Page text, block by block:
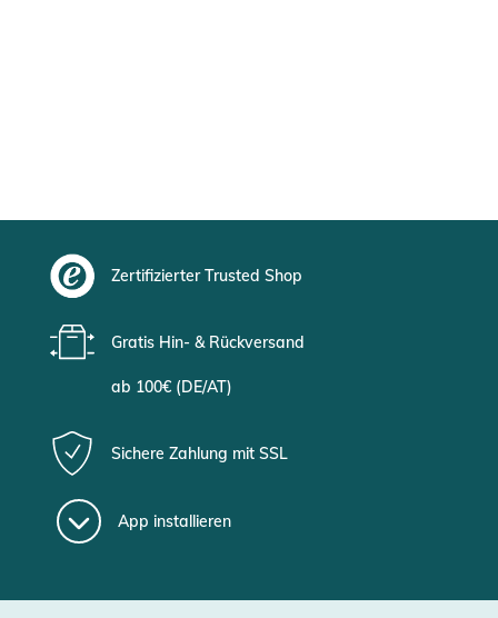
Zertifizierter Trusted Shop
Gratis Hin- & Rückversand
ab 100€ (DE/AT)
Sichere Zahlung mit SSL
App installieren